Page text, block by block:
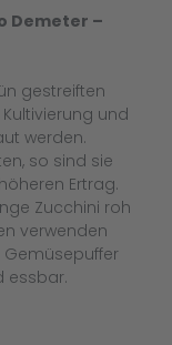
Demeter –
gestreiften
und
werden.
so sind sie
Ertrag.
Zucchini roh
verwenden
essbar.